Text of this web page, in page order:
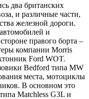
два британских
и различные части,
железной дороги.
и
правого борта –
компании Morris
Ford WOT.
Bedford типа MW
места, мотоциклы
В основном это
Matchless G3L и